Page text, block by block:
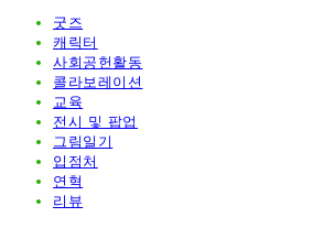
굿즈
캐릭터
사회공헌활동
콜라보레이션
교육
전시 및 팝업
그림일기
입점처
연혁
리뷰